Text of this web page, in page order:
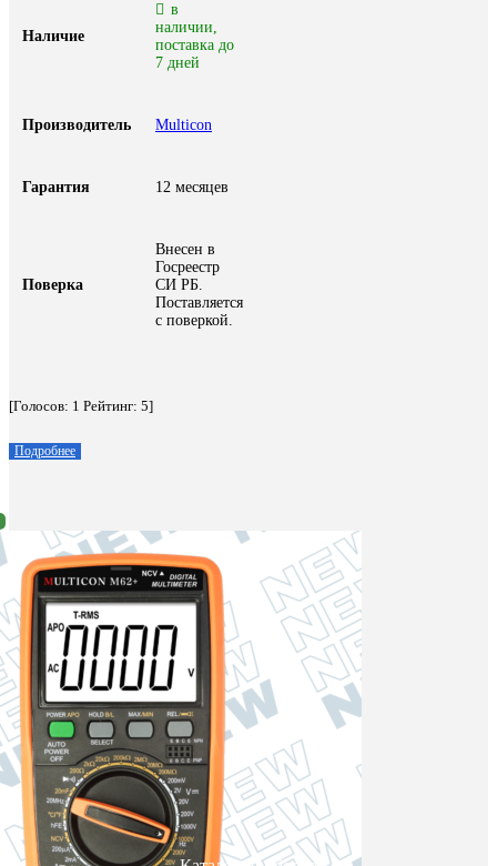
Наличие
в
наличии,
поставка до
7 дней
Производитель Multicon
Гарантия 12 месяцев
Поверка
Внесен в
Госреестр
СИ РБ.
Поставляется
с поверкой.
[Голосов: 1 Рейтинг: 5]
Подробнее